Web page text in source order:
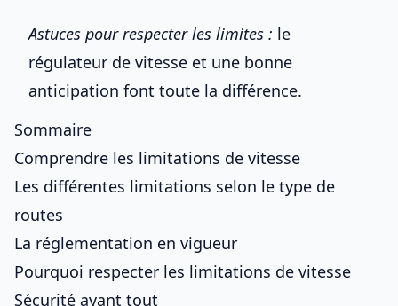
Astuces pour respecter les limites : le
régulateur de vitesse et une bonne
anticipation font toute la différence.
Sommaire
Comprendre les limitations de vitesse
Les différentes limitations selon le type de
routes
La réglementation en vigueur
Pourquoi respecter les limitations de vitesse
Sécurité avant tout